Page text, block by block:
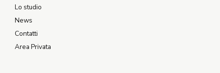
Lo studio
News
Contatti
Area Privata